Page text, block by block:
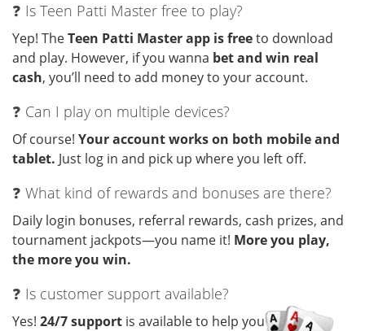
❓ Is Teen Patti Master free to play?
Yep! TheTeen Patti Master app is freeto download
and play. However, if you wanna bet and win real
cash, you’ll need to add money to your account.
❓ Can I play on multiple devices?
Of course! Your account works on both mobile and
tablet. Just log in and pick up where you left off.
❓ What kind of rewards and bonuses are there?
Daily login bonuses, referral rewards, cash prizes, and
tournament jackpots—you name it! More you play,
the more you win.
❓ Is customer support available?
Yes! 24/7 support is available to help you with any